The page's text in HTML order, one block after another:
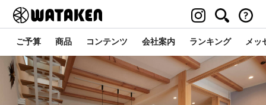
ご予算 商品 コンテンツ 会社案内 ランキング メッ